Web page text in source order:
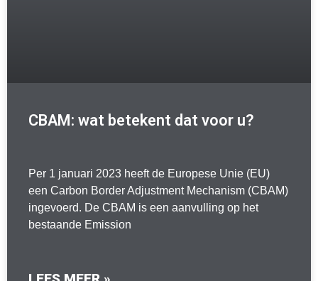
CBAM: wat betekent dat voor u?
Per 1 januari 2023 heeft de Europese Unie (EU)
een Carbon Border Adjustment Mechanism (CBAM)
ingevoerd. De CBAM is een aanvulling op het
bestaande Emission